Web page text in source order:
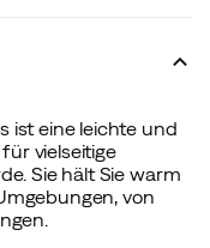
ist eine leichte und
vielseitige
Sie hält Sie warm
von